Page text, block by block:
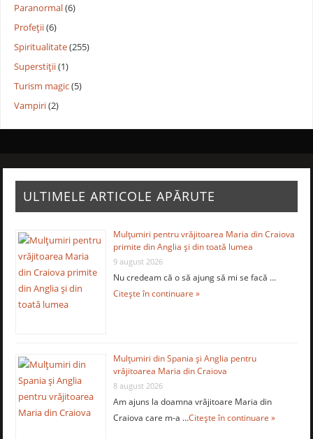
Paranormal(6)
Profeții(6)
Spiritualitate(255)
Superstiții(1)
Turism magic(5)
Vampiri(2)
ULTIMELE ARTICOLE APĂRUTE
Mulţumiri pentru vrăjitoarea Maria din Craiova
primite din Anglia și din toată lumea
9 august 2026
Nu credeam că o să ajung să mi se facă …
Citește în continuare »
Mulţumiri din Spania şi Anglia pentru
vrăjitoarea Maria din Craiova
8 august 2026
Am ajuns la doamna vrăjitoare Maria din
Craiova care m-a …Citește în continuare »